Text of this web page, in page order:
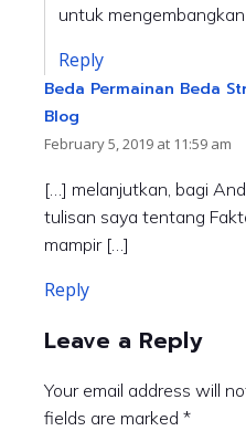
untuk
Reply
Beda Permainan Beda
Blog
February 5, 2019 at 11:59 am
[…] melanjutkan, bagi
tulisan saya tentang
mampir […]
Reply
Leave a Reply
Your email address will
fields are marked *